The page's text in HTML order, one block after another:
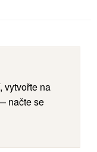
vytvořte na
načte se